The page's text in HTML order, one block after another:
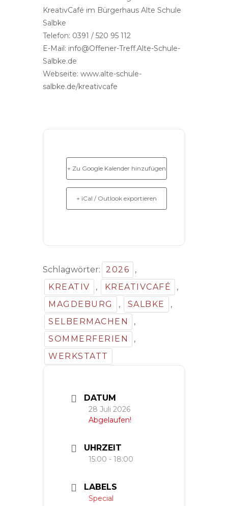
KreativCafé im Bürgerhaus Alte Schule
Salbke
Telefon: 0391 / 520 95 112
E-Mail: info@Offener-Treff.Alte-Schule-
Salbke.de
Webseite: www.alte-schule-
salbke.de/kreativcafe
+ Zu Google Kalender hinzufügen
+ iCal / Outlook exportieren
Schlagwörter: 2026
,
KREATIV
, KREATIVCAFÉ
,
MAGDEBURG
, SALBKE
,
SELBERMACHEN
,
SOMMERFERIEN
,
WERKSTATT
DATUM
28 Juli 2026
Abgelaufen!
UHRZEIT
15:00 - 18:00
LABELS
Special